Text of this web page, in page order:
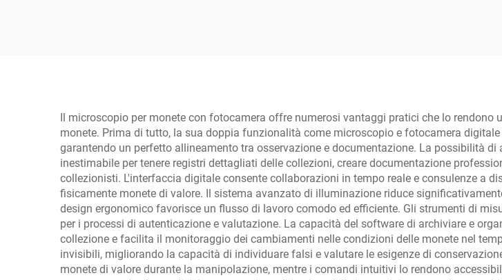
Il microscopio per monete con fotocamera offre numerosi vantaggi pratici che lo
monete. Prima di tutto, la sua doppia funzionalità come microscopio e fotocamera
garantendo un perfetto allineamento tra osservazione e documentazione. La possibilità
inestimabile per tenere registri dettagliati delle collezioni, creare documentazione
collezionisti. L'interfaccia digitale consente collaborazioni in tempo reale e consulenze a
fisicamente monete di valore. Il sistema avanzato di illuminazione riduce
design ergonomico favorisce un flusso di lavoro comodo ed efficiente. Gli strumenti di
per i processi di autenticazione e valutazione. La capacità del software di archiviare e
collezione e facilita il monitoraggio dei cambiamenti nelle condizioni delle monete nel
invisibili, migliorando la capacità di individuare falsi e valutare le esigenze di
monete di valore durante la manipolazione, mentre i comandi intuitivi lo rendono